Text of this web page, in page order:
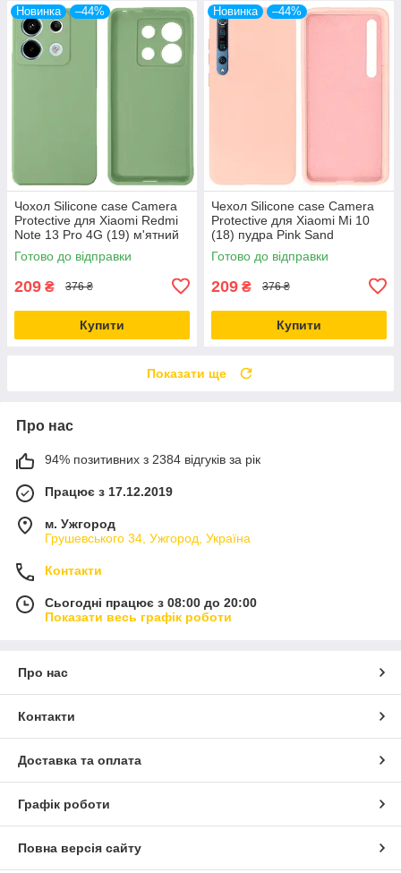
Новинка –44%
Чохол Silicone case Camera
Protective для Xiaomi Redmi
Note 13 Pro 4G (19) м'ятний
Mint
Готово до відправки
209 ₴ 376 ₴
Купити
Новинка –44%
Чехол Silicone case Camera
Protective для Xiaomi Mi 10
(18) пудра Pink Sand
Готово до відправки
209 ₴ 376 ₴
Купити
Показати ще
Про нас
94% позитивних з 2384 відгуків за рік
Працює з 17.12.2019
м. Ужгород
Грушевського 34, Ужгород, Україна
Контакти
Сьогодні працює з 08:00 до 20:00
Показати весь графік роботи
Про нас
Контакти
Доставка та оплата
Графік роботи
Повна версія сайту